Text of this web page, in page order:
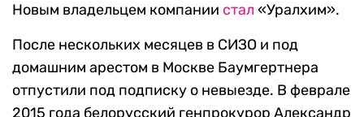
Новым владельцем компании стал «Уралхим».
После нескольких месяцев в СИЗО и под
домашним арестом в Москве Баумгертнера
отпустили под подписку о невыезде. В феврале
2015 года белорусский генпрокурор Александр